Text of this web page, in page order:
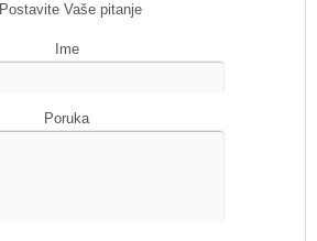
Postavite Vaše pitanje
Ime
Poruka